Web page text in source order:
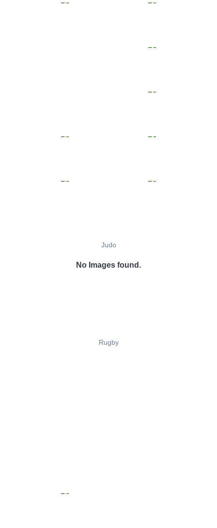
Judo
No Images found.
Rugby